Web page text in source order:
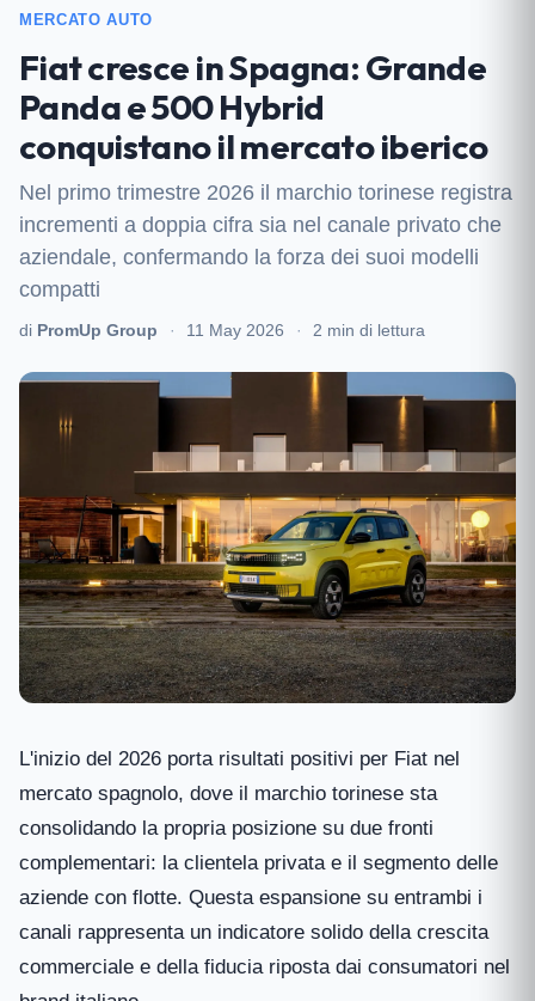
MERCATO AUTO
Fiat cresce in Spagna: Grande
Panda e 500 Hybrid
conquistano il mercato iberico
Nel primo trimestre 2026 il marchio torinese registra
incrementi a doppia cifra sia nel canale privato che
aziendale, confermando la forza dei suoi modelli
compatti
di PromUp Group · 11 May 2026 · 2 min di lettura
L'inizio del 2026 porta risultati positivi per Fiat nel
mercato spagnolo, dove il marchio torinese sta
consolidando la propria posizione su due fronti
complementari: la clientela privata e il segmento delle
aziende con flotte. Questa espansione su entrambi i
canali rappresenta un indicatore solido della crescita
commerciale e della fiducia riposta dai consumatori nel